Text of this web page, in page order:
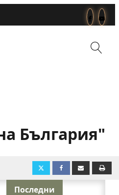
България"
Последни